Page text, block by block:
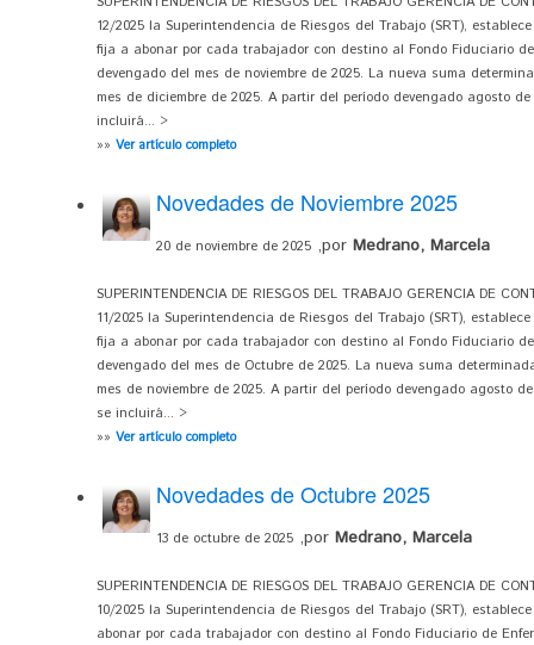
12/2025 la Superintendencia de Riesgos del Trabajo (SRT),
fija a abonar por cada trabajador con destino al Fondo Fiduciario
devengado del mes de noviembre de 2025. La nueva suma
mes de diciembre de 2025. A partir del período devengado agosto
incluirá... >
»» Ver artículo completo
Novedades de Noviembre 2025
20 de noviembre de 2025 ,por Medrano, Marcela
SUPERINTENDENCIA DE RIESGOS DEL TRABAJO GERENCIA DE
11/2025 la Superintendencia de Riesgos del Trabajo (SRT),
fija a abonar por cada trabajador con destino al Fondo Fiduciario
devengado del mes de Octubre de 2025. La nueva suma
mes de noviembre de 2025. A partir del período devengado agosto
se incluirá... >
»» Ver artículo completo
Novedades de Octubre 2025
13 de octubre de 2025 ,por Medrano, Marcela
SUPERINTENDENCIA DE RIESGOS DEL TRABAJO GERENCIA DE
10/2025 la Superintendencia de Riesgos del Trabajo (SRT),
abonar por cada trabajador con destino al Fondo Fiduciario de